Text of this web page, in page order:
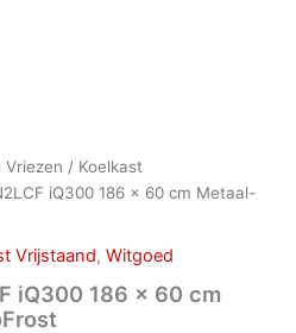
Vriezen / Koelkast
iQ300 186 x 60 cm Metaal-
Vrijstaand, Witgoed
iQ300 186 x 60 cm